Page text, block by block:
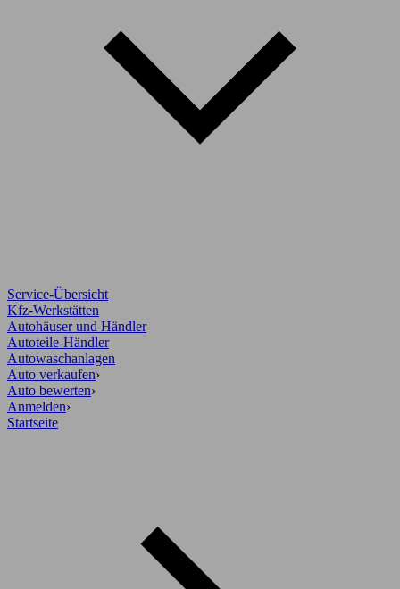
Service-Übersicht
Kfz-Werkstätten
Autohäuser und Händler
Autoteile-Händler
Autowaschanlagen
Auto verkaufen›
Auto bewerten›
Anmelden›
Startseite